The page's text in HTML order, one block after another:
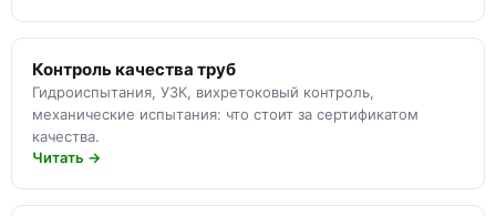
Контроль качества труб
Гидроиспытания, УЗК, вихретоковый контроль,
механические испытания: что стоит за сертификатом
качества.
Читать →